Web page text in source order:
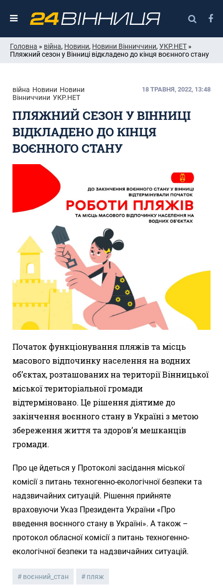
Головна » війна, Новини, Новини Вінниччини, УКР.НЕТ »
Пляжний сезон у Вінниці відкладено до кінця воєнного стану
війна Новини Новини
Вінниччини УКР.НЕТ
18 ТРАВНЯ, 2022, 13:48
ПЛЯЖНИЙ СЕЗОН У ВІННИЦІ
ВІДКЛАДЕНО ДО КІНЦЯ
ВОЄННОГО СТАНУ
Початок функціонування пляжів та місць
масового відпочинку населення на водних
об’єктах, розташованих на території Вінницької
міської територіальної громади
відтерміновано. Це рішення діятиме до
закінчення воєнного стану в Україні з метою
збереження життя та здоров’я мешканців
громади.
Про це йдеться у Протоколі засідання міської
комісії з питань техногенно-екологічної безпеки та
надзвичайних ситуацій. Рішення прийняте
враховуючи Указ Президента України «Про
введення воєнного стану в Україні». А також –
протокол обласної комісії з питань техногенно-
екологічної безпеки та надзвичайних ситуацій.
воєнний_стан пляж